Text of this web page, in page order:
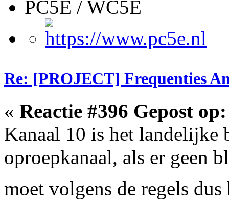
PC5E / WC5E
Re: [PROJECT] Frequenties
« Reactie #396 Gepost op:
Kanaal 10 is het landelijke
oproepkanaal, als er geen
moet volgens de regels